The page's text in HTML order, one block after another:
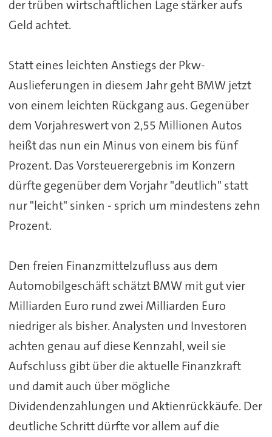
der trüben wirtschaftlichen Lage stärker aufs
Geld achtet.
Statt eines leichten Anstiegs der Pkw-
Auslieferungen in diesem Jahr geht BMW jetzt
von einem leichten Rückgang aus. Gegenüber
dem Vorjahreswert von 2,55 Millionen Autos
heißt das nun ein Minus von einem bis fünf
Prozent. Das Vorsteuerergebnis im Konzern
dürfte gegenüber dem Vorjahr "deutlich" statt
nur "leicht" sinken - sprich um mindestens zehn
Prozent.
Den freien Finanzmittelzufluss aus dem
Automobilgeschäft schätzt BMW mit gut vier
Milliarden Euro rund zwei Milliarden Euro
niedriger als bisher. Analysten und Investoren
achten genau auf diese Kennzahl, weil sie
Aufschluss gibt über die aktuelle Finanzkraft
und damit auch über mögliche
Dividendenzahlungen und Aktienrückkäufe. Der
deutliche Schritt dürfte vor allem auf die